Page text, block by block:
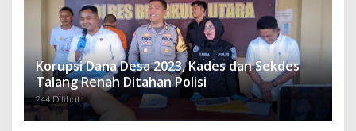
Korupsi Dana Desa 2023, Kades dan Sekdes
Talang Renah Ditahan Polisi
244 Dilihat